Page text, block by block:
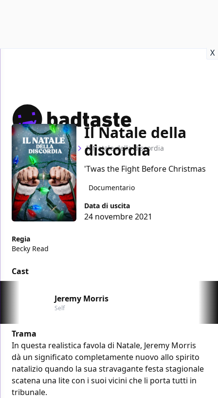
X
Home Film Il Natale della discordia
Il Natale della
discordia
'Twas the Fight Before Christmas
Documentario
Data di uscita
24 novembre 2021
Regia
Becky Read
Cast
Jeremy Morris
Self
Trama
In questa realistica favola di Natale, Jeremy Morris
dà un significato completamente nuovo allo spirito
natalizio quando la sua stravagante festa stagionale
scatena una lite con i suoi vicini che li porta tutti in
tribunale.